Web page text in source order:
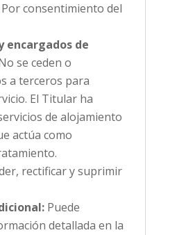
consentimiento del
encargados de
se ceden o
a terceros para
El Titular ha
de alojamiento
actúa como
rectificar y suprimir
Puede
detallada en la